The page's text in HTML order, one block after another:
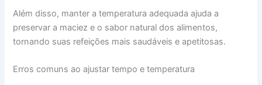
Além disso, manter a temperatura adequada ajuda a
preservar a maciez e o sabor natural dos alimentos,
tornando suas refeições mais saudáveis e apetitosas.
Erros comuns ao ajustar tempo e temperatura